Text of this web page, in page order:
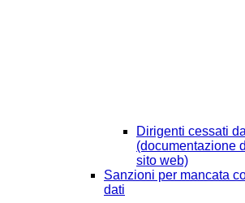
Dirigenti cessati
(documentazione
sito web)
Sanzioni per mancata
dati